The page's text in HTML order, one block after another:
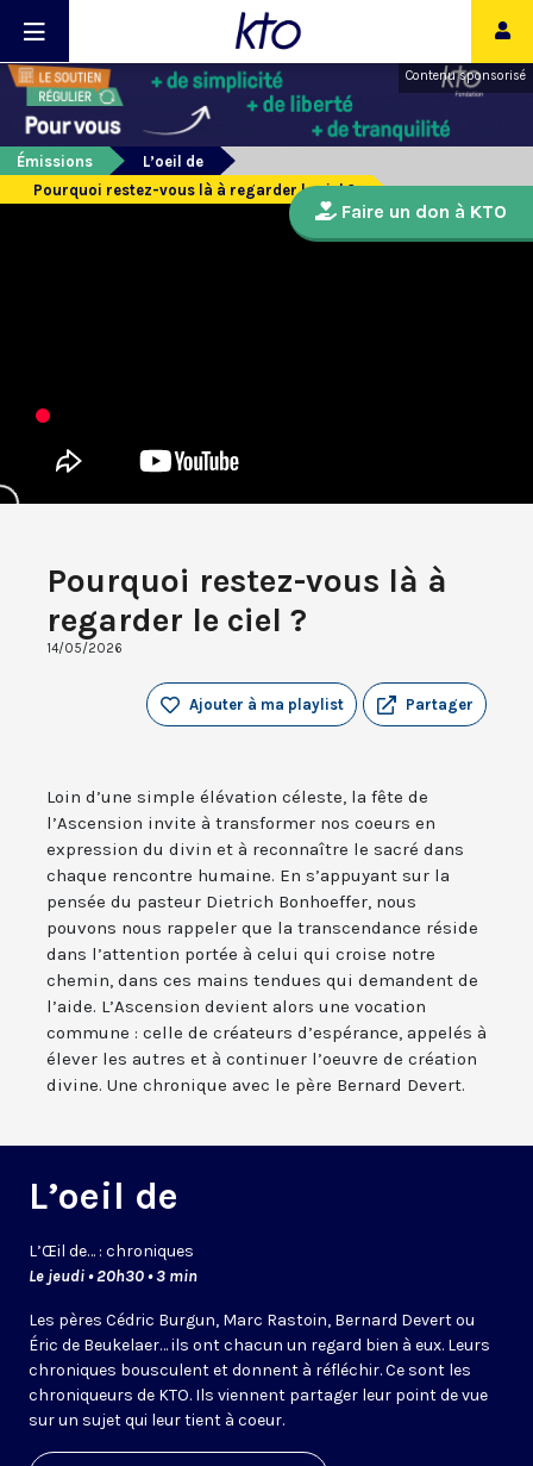
Contenu sponsorisé
Émissions
L’oeil de
Pourquoi restez-vous là à regarder le ciel ?
Pourquoi restez-vous là à
regarder le ciel ?
14/05/2026
Partager
Ajouter à ma playlist
Loin d’une simple élévation céleste, la fête de
l’Ascension invite à transformer nos coeurs en
expression du divin et à reconnaître le sacré dans
chaque rencontre humaine. En s’appuyant sur la
pensée du pasteur Dietrich Bonhoeffer, nous
pouvons nous rappeler que la transcendance réside
dans l’attention portée à celui qui croise notre
chemin, dans ces mains tendues qui demandent de
l’aide. L’Ascension devient alors une vocation
commune : celle de créateurs d’espérance, appelés à
élever les autres et à continuer l’oeuvre de création
divine. Une chronique avec le père Bernard Devert.
L’oeil de
L’Œil de… : chroniques
Le jeudi • 20h30 • 3 min
Les pères Cédric Burgun, Marc Rastoin, Bernard Devert ou
Éric de Beukelaer… ils ont chacun un regard bien à eux. Leurs
chroniques bousculent et donnent à réfléchir. Ce sont les
chroniqueurs de KTO. Ils viennent partager leur point de vue
sur un sujet qui leur tient à coeur.
Faire un don à KTO